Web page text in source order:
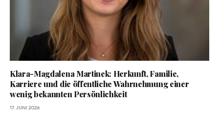
Klara-Magdalena Martinek: Herkunft, Familie,
Karriere und die öffentliche Wahrnehmung einer
wenig bekannten Persönlichkeit
17. JUNI 2026